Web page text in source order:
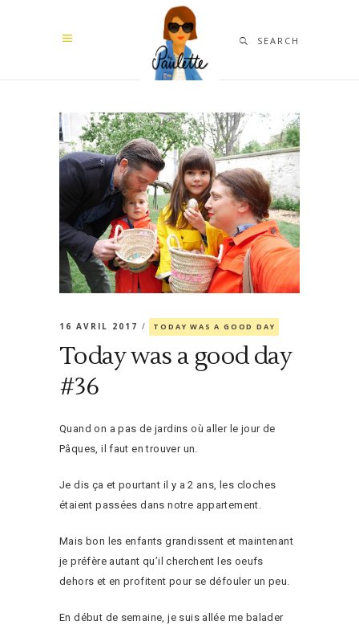
SEARCH
16 AVRIL 2017 TODAY WAS A GOOD DAY
Today was a good day
#36
Quand on a pas de jardins où aller le jour de
Pâques, il faut en trouver un.
Je dis ça et pourtant il y a 2 ans, les cloches
étaient passées dans notre appartement.
Mais bon les enfants grandissent et maintenant
je préfère autant qu’il cherchent les oeufs
dehors et en profitent pour se défouler un peu.
En début de semaine, je suis allée me balader